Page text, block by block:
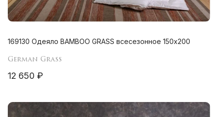
169130 Одеяло BAMBOO GRASS всесезонное 150х200
German Grass
12 650 ₽